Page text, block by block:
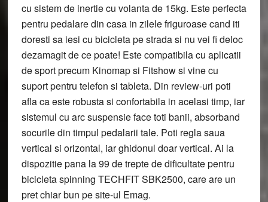
cu sistem de inertie cu volanta de 15kg. Este perfecta
pentru pedalare din casa in zilele friguroase cand iti
doresti sa iesi cu bicicleta pe strada si nu vei fi deloc
dezamagit de ce poate! Este compatibila cu aplicatii
de sport precum Kinomap si Fitshow si vine cu
suport pentru telefon si tableta. Din review-uri poti
afla ca este robusta si confortabila in acelasi timp, iar
sistemul cu arc suspensie face toti banii, absorband
socurile din timpul pedalarii tale. Poti regla saua
vertical si orizontal, iar ghidonul doar vertical. Ai la
dispozitie pana la 99 de trepte de dificultate pentru
bicicleta spinning TECHFIT SBK2500, care are un
pret chiar bun pe site-ul Emag.